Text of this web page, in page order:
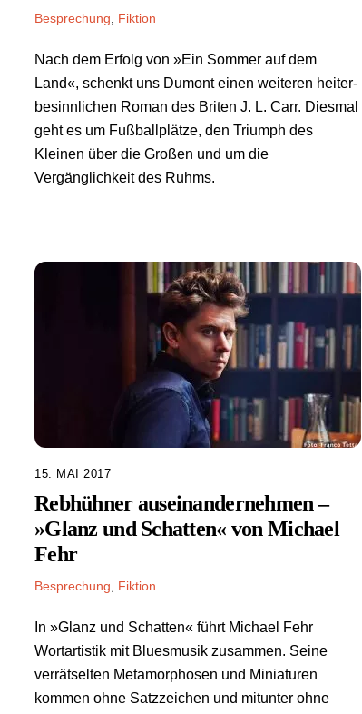
Besprechung Fiktion
Nach dem Erfolg von »Ein Sommer auf dem
Land«, schenkt uns Dumont einen weiteren heiter-
besinnlichen Roman des Briten J. L. Carr. Diesmal
geht es um Fußballplätze, den Triumph des
Kleinen über die Großen und um die
Vergänglichkeit des Ruhms.
15. MAI 2017
Rebhühner auseinandernehmen –
»Glanz und Schatten« von Michael
Fehr
Besprechung Fiktion
In »Glanz und Schatten« führt Michael Fehr
Wortartistik mit Bluesmusik zusammen. Seine
verrätselten Metamorphosen und Miniaturen
kommen ohne Satzzeichen und mitunter ohne